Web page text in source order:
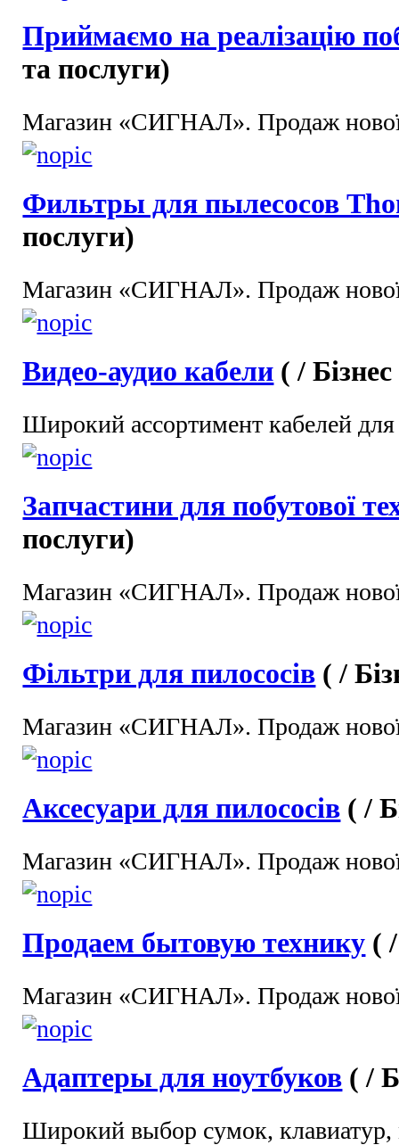
Приймаємо на реалізацію
та послуги)
Магазин «СИГНАЛ». Продаж
Фильтры для пылесосов
послуги)
Магазин «СИГНАЛ». Продаж
Видео-аудио кабели ( /
Широкий ассортимент кабелей
Запчастини для побутової
послуги)
Магазин «СИГНАЛ». Продаж
Фільтри для пилососів ( /
Магазин «СИГНАЛ». Продаж
Аксесуари для пилососів ( /
Магазин «СИГНАЛ». Продаж
Продаем бытовую технику (
Магазин «СИГНАЛ». Продаж
Адаптеры для ноутбуков ( /
Широкий выбор сумок,